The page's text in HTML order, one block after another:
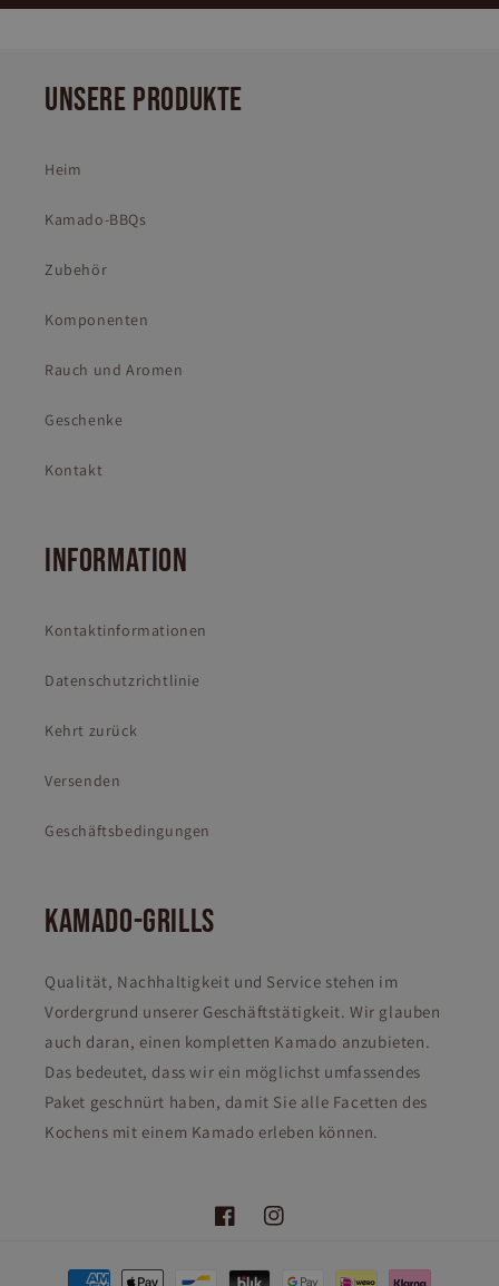
UNSERE PRODUKTE
Heim
Kamado-BBQs
Zubehör
Komponenten
Rauch und Aromen
Geschenke
Kontakt
INFORMATION
Kontaktinformationen
Datenschutzrichtlinie
Kehrt zurück
Versenden
Geschäftsbedingungen
KAMADO-GRILLS
Qualität, Nachhaltigkeit und Service stehen im
Vordergrund unserer Geschäftstätigkeit. Wir glauben
auch daran, einen kompletten Kamado anzubieten.
Das bedeutet, dass wir ein möglichst umfassendes
Paket geschnürt haben, damit Sie alle Facetten des
Kochens mit einem Kamado erleben können.
FacebookInstagram
Zahlungsmethoden